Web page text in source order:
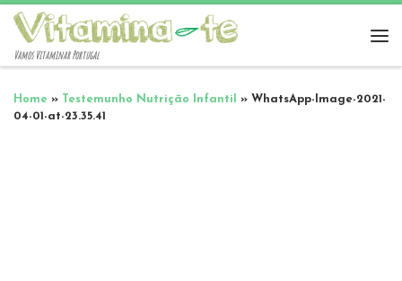
Vamos Vitaminar Portugal
Home » Testemunho Nutrição Infantil » WhatsApp-Image-2021-
04-01-at-23.35.41